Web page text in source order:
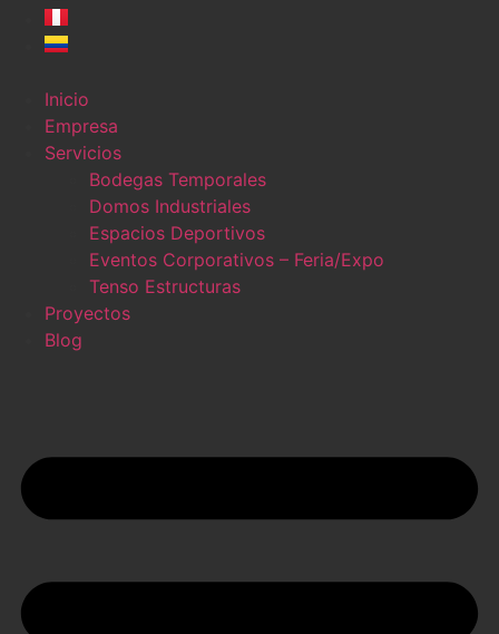
Inicio
Empresa
Servicios
Bodegas Temporales
Domos Industriales
Espacios Deportivos
Eventos Corporativos – Feria/Expo
Tenso Estructuras
Proyectos
Blog